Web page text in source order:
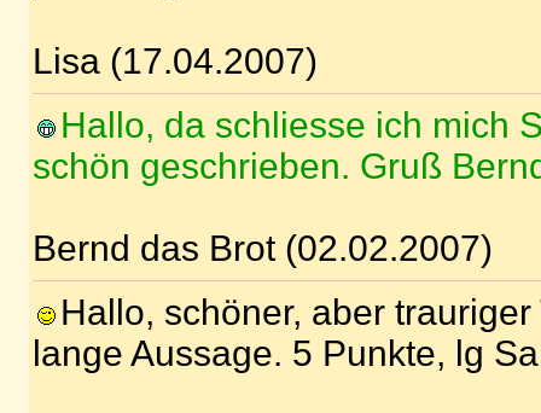
Lisa (17.04.2007)
Hallo, da schliesse ich mich
schön geschrieben. Gruß
Bernd das Brot (02.02.2007)
Hallo, schöner, aber
lange Aussage. 5 Punkte, lg